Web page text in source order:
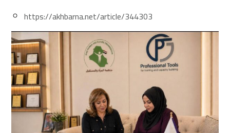
https://akhbarna.net/article/344303